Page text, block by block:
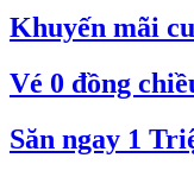
Khuyến mãi
Vé 0 đồng
Săn ngay 1